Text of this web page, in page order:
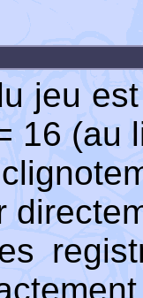
jeu
16 (au